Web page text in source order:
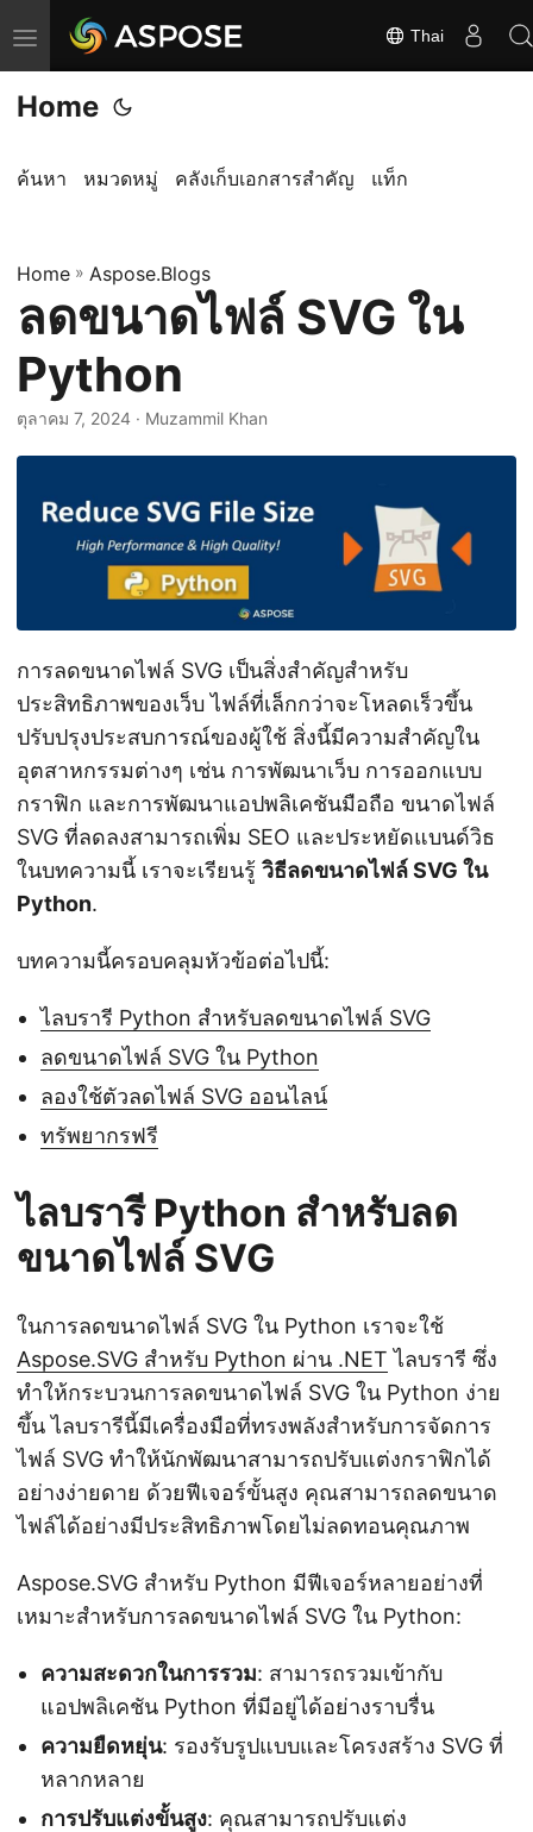
ส
ลั
บ
า
ท
า
ง
Thai
Home
ค้นหา หมวดหมู่ คลังเก็บเอกสารสำคัญ แท็ก
Home » Aspose.Blogs
ลดขนาดไฟล์ SVG ใน
Python
ตุลาคม 7, 2024 · Muzammil Khan
การลดขนาดไฟล์ SVG เป็นสิ่งสำคัญสำหรับ
ประสิทธิภาพของเว็บ ไฟล์ที่เล็กกว่าจะโหลดเร็วขึ้น
ปรับปรุงประสบการณ์ของผู้ใช้ สิ่งนี้มีความสำคัญใน
อุตสาหกรรมต่างๆ เช่น การพัฒนาเว็บ การออกแบบ
กราฟิก และการพัฒนาแอปพลิเคชันมือถือ ขนาดไฟล์
SVG ที่ลดลงสามารถเพิ่ม SEO และประหยัดแบนด์วิธ
ในบทความนี้ เราจะเรียนรู้ วิธีลดขนาดไฟล์ SVG ใน
Python.
บทความนี้ครอบคลุมหัวข้อต่อไปนี้:
ไลบรารี Python สำหรับลดขนาดไฟล์ SVG
ลดขนาดไฟล์ SVG ใน Python
ลองใช้ตัวลดไฟล์ SVG ออนไลน์
ทรัพยากรฟรี
ไลบรารี Python สำหรับลด
ขนาดไฟล์ SVG
ในการลดขนาดไฟล์ SVG ใน Python เราจะใช้
Aspose.SVG สำหรับ Python ผ่าน .NET ไลบรารี ซึ่ง
ทำให้กระบวนการลดขนาดไฟล์ SVG ใน Python ง่าย
ขึ้น ไลบรารีนี้มีเครื่องมือที่ทรงพลังสำหรับการจัดการ
ไฟล์ SVG ทำให้นักพัฒนาสามารถปรับแต่งกราฟิกได้
อย่างง่ายดาย ด้วยฟีเจอร์ขั้นสูง คุณสามารถลดขนาด
ไฟล์ได้อย่างมีประสิทธิภาพโดยไม่ลดทอนคุณภาพ
Aspose.SVG สำหรับ Python มีฟีเจอร์หลายอย่างที่
เหมาะสำหรับการลดขนาดไฟล์ SVG ใน Python:
ความสะดวกในการรวม: สามารถรวมเข้ากับ
แอปพลิเคชัน Python ที่มีอยู่ได้อย่างราบรื่น
ความยืดหยุ่น: รองรับรูปแบบและโครงสร้าง SVG ที่
หลากหลาย
การปรับแต่งขั้นสูง: คุณสามารถปรับแต่ง